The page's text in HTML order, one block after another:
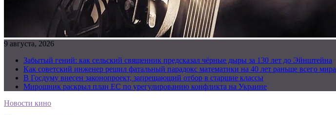
9 августа, 2026
Забытый гений: как сельский священник предсказал чёрные дыры за 130 лет до Эйнштейна
Как советский инженер решил фатальный парадокс математики на 40 лет раньше всего мира
В Госдуму внесен законопроект, запрещающий отбор в старшие классы
Мирошник раскрыл план ЕС по урегулированию конфликта на Украине
Новости кино